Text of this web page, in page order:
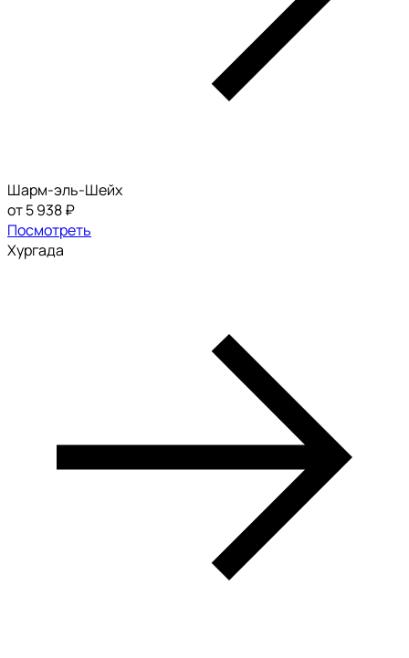
Шарм-эль-Шейх
от 5 938 ₽
Посмотреть
Хургада